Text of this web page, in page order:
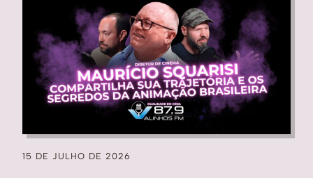
15 DE JULHO DE 2026